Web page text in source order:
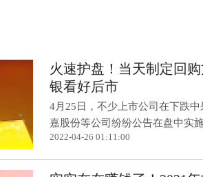
火速护盘！当天制定回
银看好后市
4月25日，不少上市公司在下跌
嘉股份等公司纷纷公告在盘中实
2022-04-26 01:11:00